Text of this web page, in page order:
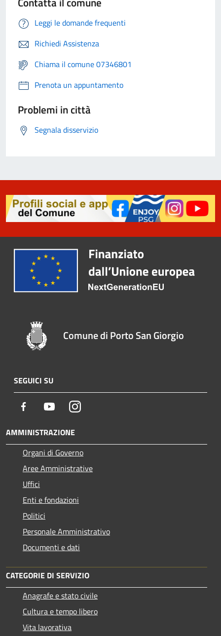
Leggi le domande frequenti
Richiedi Assistenza
Chiama il comune 07346801
Prenota un appuntamento
Problemi in città
Segnala disservizio
Comune di Porto San Giorgio
SEGUICI SU
Facebook YoutubeInstagram
AMMINISTRAZIONE
Organi di Governo
Aree Amministrative
Uffici
Enti e fondazioni
Politici
Personale Amministrativo
Documenti e dati
CATEGORIE DI SERVIZIO
Anagrafe e stato civile
Cultura e tempo libero
Vita lavorativa